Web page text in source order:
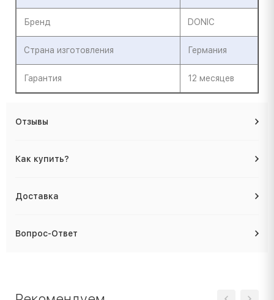
Бренд DONIC
Страна изготовления Германия
Гарантия 12 месяцев
Отзывы
Как купить?
Доставка
Вопрос-Ответ